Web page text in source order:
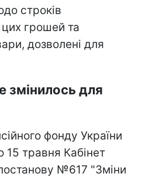
строків
грошей та
дозволені для
змінилось для
фонду України
15 травня Кабінет
№617 "Зміни